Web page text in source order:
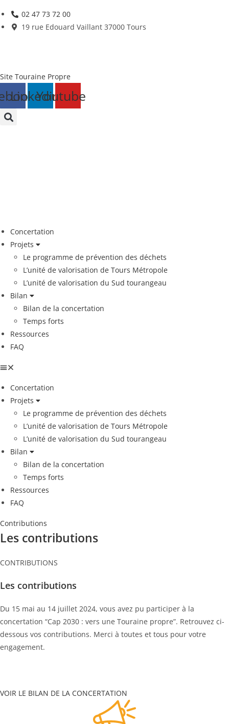
Skip
to
02 47 73 72 00
19 rue Edouard Vaillant 37000 Tours
Site Touraine Propre
LinkedinYoutube
Concertation
Projets
Le programme de prévention des déchets
L’unité de valorisation de Tours Métropole
L’unité de valorisation du Sud tourangeau
Bilan
Bilan de la concertation
Temps forts
Ressources
FAQ
Concertation
Projets
Le programme de prévention des déchets
L’unité de valorisation de Tours Métropole
L’unité de valorisation du Sud tourangeau
Bilan
Bilan de la concertation
Temps forts
Ressources
FAQ
Contributions
Les contributions
CONTRIBUTIONS
Les contributions
Du 15 mai au 14 juillet 2024, vous avez pu participer à la
concertation “Cap 2030 : vers une Touraine propre”. Retrouvez ci-
dessous vos contributions. Merci à toutes et tous pour votre
engagement.
VOIR LE BILAN DE LA CONCERTATION